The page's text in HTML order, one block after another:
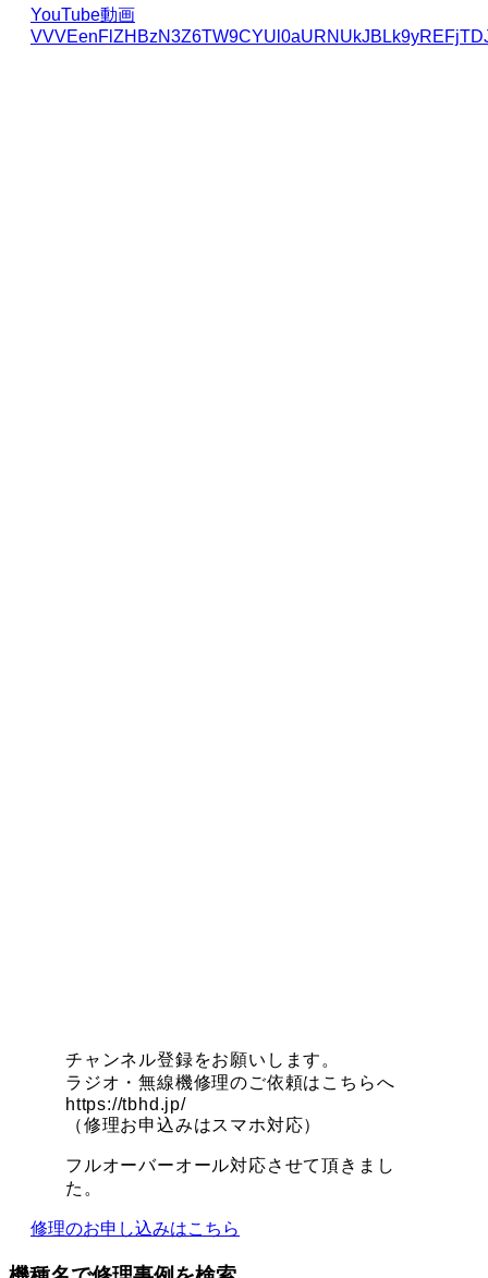
YouTube動画
チャンネル登録をお願いします。
ラジオ・無線機修理のご依頼はこちらへ
https://tbhd.jp/
（修理お申込みはスマホ対応）
フルオーバーオール対応させて頂きまし
た。
修理のお申し込みはこちら